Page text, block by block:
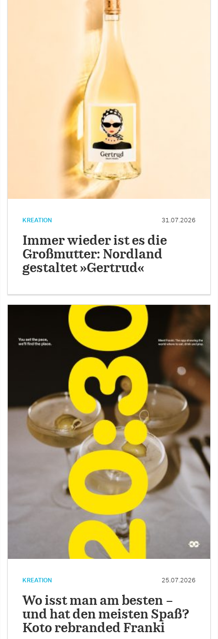
KREATION 31.07.2026
Immer wieder ist es die
Großmutter: Nordland
gestaltet »Gertrud«
KREATION 25.07.2026
Wo isst man am besten –
und hat den meisten Spaß?
Koto rebranded Franki